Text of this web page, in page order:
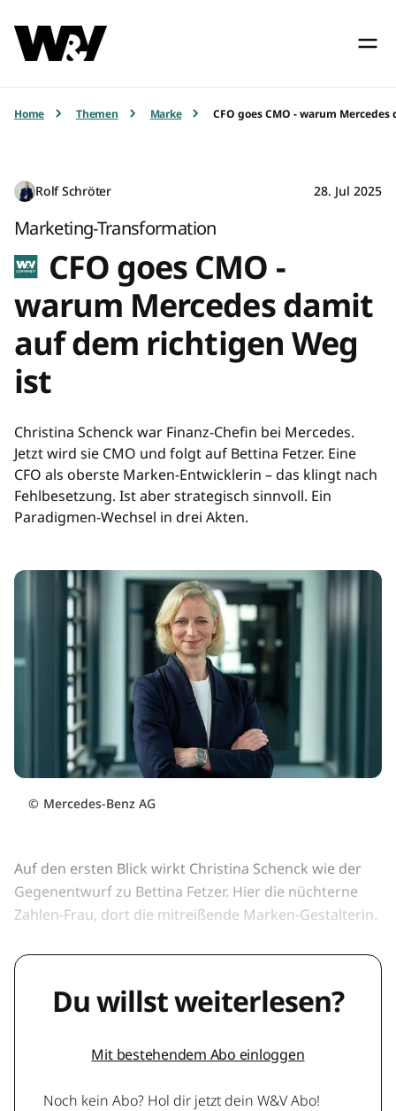
Home Themen Marke CFO goes CMO - warum
Rolf Schröter 28. Jul 2025
Marketing-Transformation
CFO goes CMO -
warum Mercedes damit
auf dem richtigen Weg
ist
Christina Schenck war Finanz-Chefin bei Mercedes.
Jetzt wird sie CMO und folgt auf Bettina Fetzer. Eine
CFO als oberste Marken-Entwicklerin – das klingt nach
Fehlbesetzung. Ist aber strategisch sinnvoll. Ein
Paradigmen-Wechsel in drei Akten.
© Mercedes-Benz AG
Auf den ersten Blick wirkt Christina Schenck wie der
Gegenentwurf zu Bettina Fetzer. Hier die nüchterne
Zahlen-Frau, dort die mitreißende Marken-Gestalterin.
Du willst weiterlesen?
Mit bestehendem Abo einloggen
Noch kein Abo? Hol dir jetzt dein W&V Abo!